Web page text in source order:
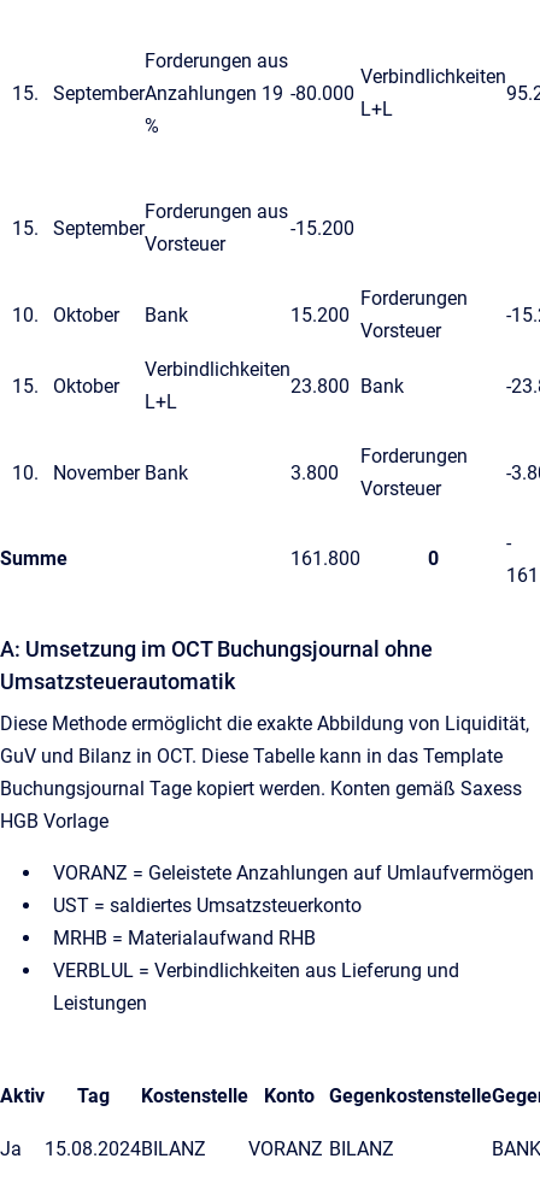
September
Forderungen aus
Anzahlungen 19
%
-80.000
Verbindlichkeiten
L+L
September
Forderungen aus
Vorsteuer
-15.200
Oktober Bank 15.200
Forderungen
Vorsteuer
-
Oktober
Verbindlichkeiten
L+L
23.800 Bank -
November Bank 3.800
Forderungen
Vorsteuer
-
Summe 161.800 0
-
A: Umsetzung im OCT Buchungsjournal ohne
Umsatzsteuerautomatik
Diese Methode ermöglicht die exakte Abbildung von Liquidität,
GuV und Bilanz in OCT. Diese Tabelle kann in das Template
Buchungsjournal Tage kopiert werden. Konten gemäß Saxess
HGB Vorlage
VORANZ = Geleistete Anzahlungen auf Umlaufvermögen
UST = saldiertes Umsatzsteuerkonto
MRHB = Materialaufwand RHB
VERBLUL = Verbindlichkeiten aus Lieferung und
Leistungen
Aktiv Tag Kostenstelle Konto Gegenkostenstelle
Ja 15.08.2024BILANZ VORANZ BILANZ BANK